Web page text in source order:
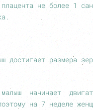
не более 1
размера
малыш начинает
на 7 неделе